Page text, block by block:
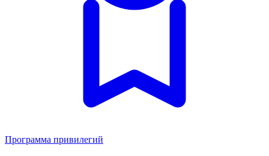
Программа привилегий